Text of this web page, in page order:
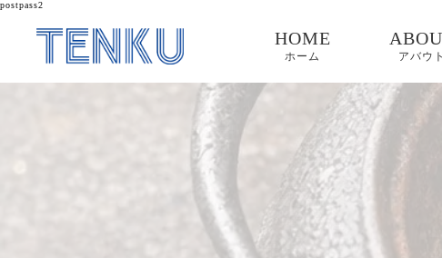
postpass2
HOME
ホーム アバウト